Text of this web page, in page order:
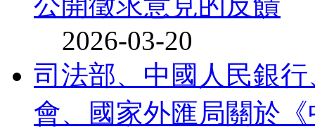
2026-03-20
司法部、中國人民銀
會、國家外匯局關於